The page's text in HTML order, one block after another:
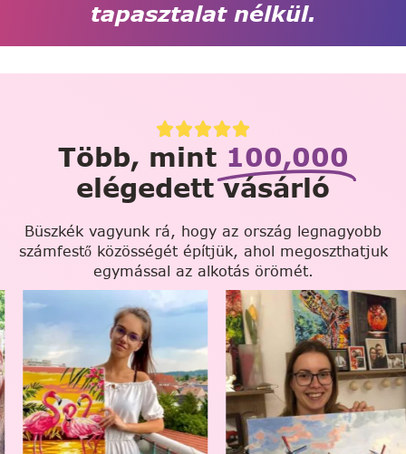
tapasztalat nélkül.
Több, mint 100,000
elégedett vásárló
Büszkék vagyunk rá, hogy az ország legnagyobb
számfestő közösségét építjük, ahol megoszthatjuk
egymással az alkotás örömét.